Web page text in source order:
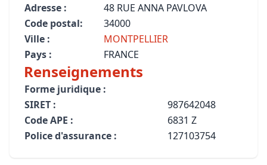
Adresse :
48 RUE ANNA PAVLOVA
Code postal:
34000
Ville :
MONTPELLIER
Pays :
FRANCE
Renseignements
Forme juridique :
SIRET :
987642048
Code APE :
6831 Z
Police d'assurance :
127103754